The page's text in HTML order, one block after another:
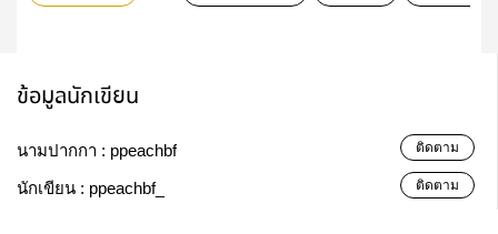
ข้อมูลนักเขียน
นามปากกา : ppeachbf ติดตาม
นักเขียน : ppeachbf_ ติดตาม